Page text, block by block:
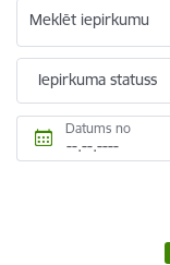
Meklēt iepirkumu
Iepirkuma statuss
Datums no